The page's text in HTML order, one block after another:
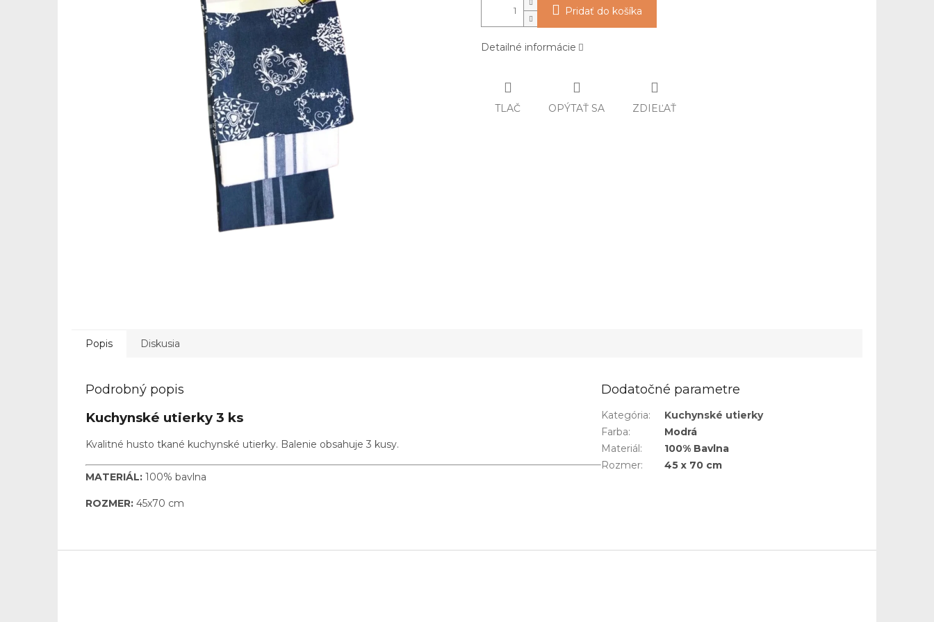
Pridať do košíka
Detailné informácie
TLAČ OPÝTAŤ SA ZDIEĽAŤ
Popis Diskusia
Podrobný popis
Kuchynské utierky 3 ks
Kvalitné husto tkané kuchynské utierky. Balenie obsahuje 3 kusy.
MATERIÁL: 100% bavlna
ROZMER: 45x70 cm
Dodatočné parametre
Kategória:
Kuchynské utierky
Farba:
Modrá
Materiál :
100% Bavlna
Rozmer: 45 x 70 cm